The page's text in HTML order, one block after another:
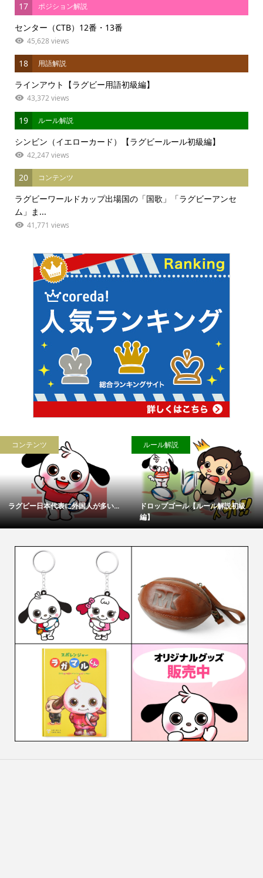
17 ポジション解説
センター（CTB）12番・13番
45,628 views
18 用語解説
ラインアウト【ラグビー用語初級編】
43,372 views
19 ルール解説
シンビン（イエローカード）【ラグビールール初級編】
42,247 views
20 コンテンツ
ラグビーワールドカップ出場国の「国歌」「ラグビーアンセ
ム」ま...
41,771 views
コンテンツ
ラグビー日本代表に外国人が多い...
ルール解説
ドロップゴール【ルール解説初級
編】